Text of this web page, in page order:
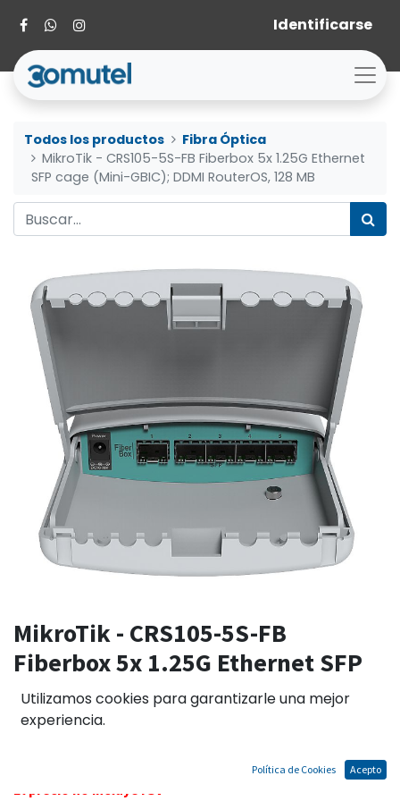
Identificarse
Todos los productos
Fibra Óptica
MikroTik - CRS105-5S-FB Fiberbox 5x 1.25G Ethernet
SFP cage (Mini-GBIC); DDMI RouterOS, 128 MB
MikroTik - CRS105-5S-FB
Fiberbox 5x 1.25G Ethernet SFP
cage (Mini-GBIC); DDMI RouterOS,
128 MB
El precio no incluye IGV
Utilizamos cookies para garantizarle una mejor
experiencia.
Política de Cookies Acepto